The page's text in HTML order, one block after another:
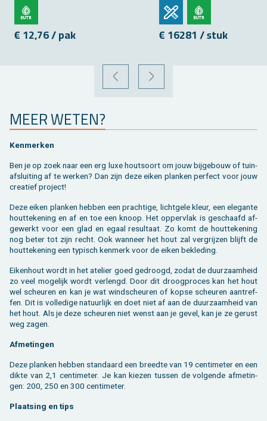
€ 12,76 / pak € 16281 / stuk
VORIGE VOLGENDE
MEER WETEN?
Ken­mer­ken
Ben je op zoek naar een erg luxe hout­soort om jouw bij­ge­bouw of tuin­
af­slui­ting af te wer­ken? Dan zijn deze eiken plan­ken per­fect voor jouw
cre­a­tief pro­ject!
Deze eiken plan­ken heb­ben een prach­ti­ge, licht­ge­le kleur, een ele­gan­te
hout­te­ke­ning en af en toe een knoop. Het op­per­vlak is ge­schaafd af­
ge­werkt voor een glad en egaal re­sul­taat. Zo komt de hout­te­ke­ning
nog beter tot zijn recht. Ook wan­neer het hout zal ver­grij­zen blijft de
hout­te­ke­ning een ty­pisch ken­merk voor de eiken be­kle­ding.
Ei­ken­hout wordt in het ate­lier goed ge­droogd, zodat de duur­zaam­heid
zo veel mo­ge­lijk wordt ver­lengd. Door dit droog­pro­ces kan het hout
wel scheu­ren en kan je wat wind­scheu­ren of kopse scheu­ren aan­tref­
fen. Dit is vol­le­di­ge na­tuur­lijk en doet niet af aan de duur­zaam­heid van
het hout. Als je deze scheu­ren niet wenst aan je gevel, kan je ze ge­rust
weg zagen.
Af­me­tin­gen
Deze plan­ken heb­ben stan­daard een breed­te van 19 cen­ti­me­ter en een
dikte van 2,1 cen­ti­me­ter. Je kan kie­zen tus­sen de vol­gen­de af­me­tin­
gen: 200, 250 en 300 cen­ti­me­ter.
Plaat­sing en tips